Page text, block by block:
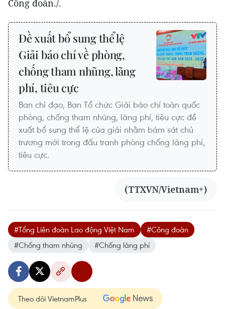
Công đoàn./.
Đề xuất bổ sung thể lệ
Giải báo chí về phòng,
chống tham nhũng, lãng
phí, tiêu cực
Ban chỉ đạo, Ban Tổ chức Giải báo chí toàn quốc
phòng, chống tham nhũng, lãng phí, tiêu cực đề
xuất bổ sung thể lệ của giải nhằm bám sát chủ
trương mới trong đấu tranh phòng chống lãng phí,
tiêu cực.
(TTXVN/Vietnam+)
#Tổng Liên đoàn Lao động Việt Nam
#Công đoàn
#Chống tham nhũng
#Chống lãng phí
Theo dõi VietnamPlus